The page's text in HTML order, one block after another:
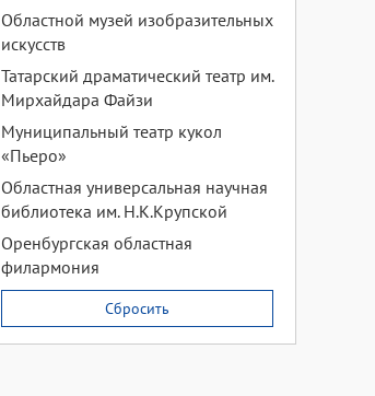
Областной музей изобразительных
искусств
Татарский драматический театр им.
Мирхайдара Файзи
Муниципальный театр кукол
«Пьеро»
Областная универсальная научная
библиотека им. Н.К.Крупской
Оренбургская областная
филармония
Сбросить